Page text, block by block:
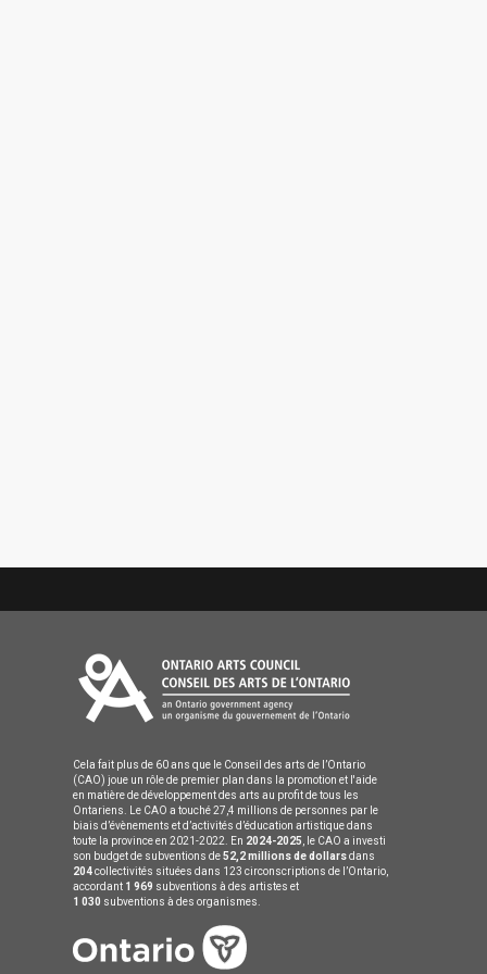
Cela fait plus de 60 ans que le Conseil des arts de l’Ontario
(CAO) joue un rôle de premier plan dans la promotion et l'aide
en matière de développement des arts au profit de tous les
Ontariens. Le CAO a touché 27,4 millions de personnes par le
biais d’évènements et d’activités d’éducation artistique dans
toute la province en 2021-2022. En 2024-2025
, le CAO a investi
son budget de subventions de52,2 millions de dollarsdans
204collectivités situées dans 123 circonscriptions de l’Ontario,
accordant 1 969 subventions à des artistes et
1 030 subventions à des organismes.